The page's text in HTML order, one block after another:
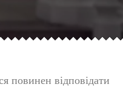
повинен відповідати